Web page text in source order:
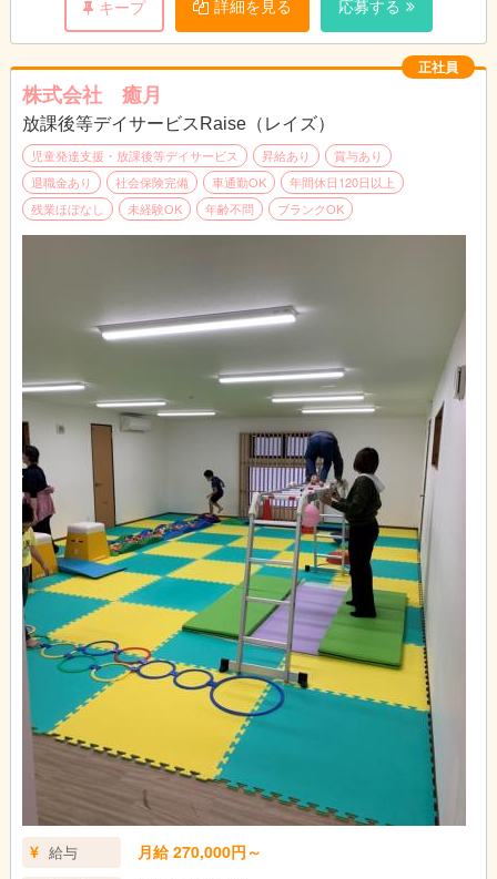
キープ 詳細を見る 応募する
正社員
株式会社 癒月
放課後等デイサービスRaise（レイズ）
児童発達支援・放課後等デイサービス 昇給あり
賞与あり
退職金あり
社会保険完備 車通勤OK
年間休日120日以上
残業ほぼなし
未経験OK 年齢不問 ブランクOK
給与 月給 270,000円～